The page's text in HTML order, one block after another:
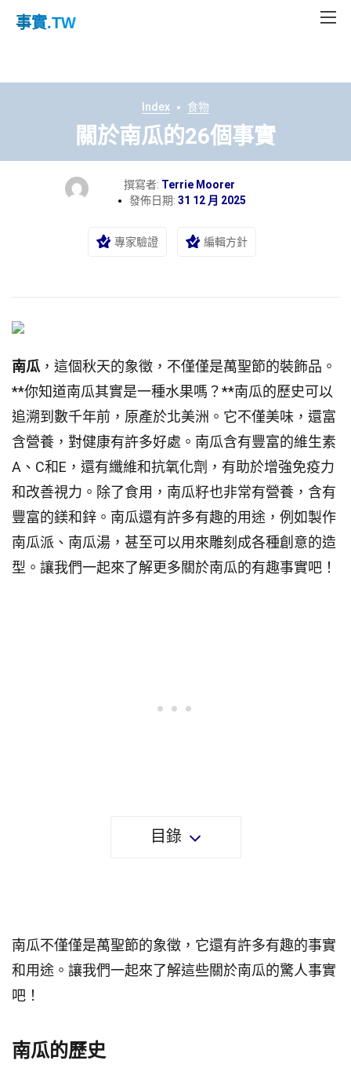
事實.TW
Index 食物
關於南瓜的26個事實
撰寫者: Terrie Moorer
發佈日期: 31 12 月 2025
專家驗證 編輯方針
南瓜 ，這個秋天的象徵，不僅僅是萬聖節的裝飾品。
**你知道南瓜其實是一種水果嗎？**南瓜的歷史可以
追溯到數千年前，原產於北美洲。它不僅美味，還富
含營養，對健康有許多好處。南瓜含有豐富的維生素
A、C和E，還有纖維和抗氧化劑，有助於增強免疫力
和改善視力。除了食用，南瓜籽也非常有營養，含有
豐富的鎂和鋅。南瓜還有許多有趣的用途，例如製作
南瓜派、南瓜湯，甚至可以用來雕刻成各種創意的造
型。讓我們一起來了解更多關於南瓜的有趣事實吧！
目錄
南瓜不僅僅是萬聖節的象徵，它還有許多有趣的事實
和用途。讓我們一起來了解這些關於南瓜的驚人事實
吧！
南瓜的歷史